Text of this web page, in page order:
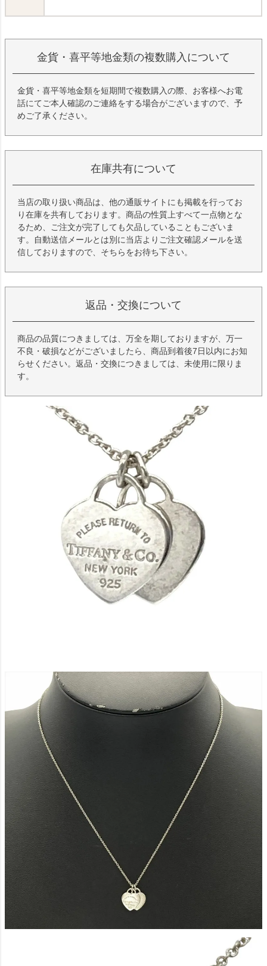
金貨・喜平等地金類の複数購入について
金貨・喜平等地金類を短期間で複数購入の際、お客様へお電
話にてご本人確認のご連絡をする場合がございますので、予
めご了承ください。
在庫共有について
当店の取り扱い商品は、他の通販サイトにも掲載を行ってお
り在庫を共有しております。商品の性質上すべて一点物とな
るため、ご注文が完了しても欠品していることもございま
す。自動送信メールとは別に当店よりご注文確認メールを送
信しておりますので、そちらをお待ち下さい。
返品・交換について
商品の品質につきましては、万全を期しておりますが、万一
不良・破損などがございましたら、商品到着後7日以内にお知
らせください。返品・交換につきましては、未使用に限りま
す。